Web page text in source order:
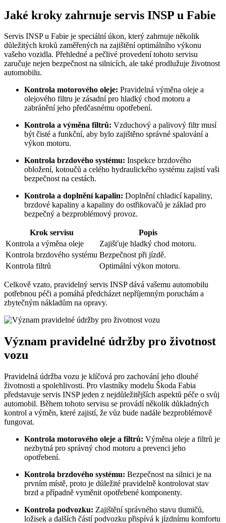
Jaké kroky zahrnuje servis INSP u Fabie
Servis INSP u Fabie je speciální úkon, který zahrnuje několik
důležitých kroků zaměřených na zajištění optimálního výkonu
vašeho vozidla. Přehledné a pečlivé provedení tohoto servisu
zaručuje nejen bezpečnost na silnicích, ale také prodlužuje životnost
automobilu.
Kontrola motorového oleje: Pravidelná výměna oleje a
olejového filtru je zásadní pro hladký chod motoru a
zabránění jeho předčasnému opotřebení.
Kontrola a výměna filtrů: Vzduchový a palivový filtr musí
být čisté a funkční, aby bylo zajištěno správné spalování a
výkon motoru.
Kontrola brzdového systému: Inspekce brzdového
obložení, kotoučů a celého hydraulického systému zajistí vaši
bezpečnost na cestách.
Kontrola a doplnění kapalin: Doplnění chladicí kapaliny,
brzdové kapaliny a kapaliny do ostřikovačů je základ pro
bezpečný a bezproblémový provoz.
Krok servisu
Popis
Kontrola a výměna oleje
Zajišťuje hladký chod motoru.
Kontrola brzdového systému Bezpečnost při jízdě.
Kontrola filtrů
Optimální výkon motoru.
Celkově vzato, pravidelný servis INSP dává vašemu automobilu
potřebnou péči a pomáhá předcházet nepříjemným poruchám a
zbytečným nákladům na opravy.
Význam pravidelné údržby pro životnost
vozu
Pravidelná údržba vozu je klíčová pro zachování jeho dlouhé
životnosti a spolehlivosti. Pro vlastníky modelu Škoda Fabia
představuje servis INSP jeden z nejdůležitějších aspektů péče o svůj
automobil. Během tohoto servisu se provádí několik důkladných
kontrol a výměn, které zajistí, že vůz bude nadále bezproblémově
fungovat.
Kontrola motorového oleje a filtrů: Výměna oleje a filtrů je
nezbytná pro správný chod motoru a prevenci jeho
opotřebení.
Kontrola brzdového systému: Bezpečnost na silnici je na
prvním místě, proto je důležité pravidelně kontrolovat stav
brzd a případně vyměnit opotřebené komponenty.
Kontrola podvozku: Zajištění správného stavu tlumičů,
ložisek a dalších částí podvozku přispívá k jízdnímu komfortu